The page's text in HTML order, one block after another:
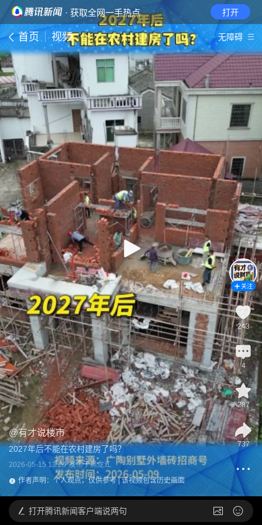
· 获取全网一手热点 打开
首页 视频 无障碍
@有才说楼市
2027年后不能在农村建房了吗？
2026-05-15 13:20 发布于黑龙江
作者声明：个人观点，仅供参考 | 该视频包含历史画面
关注
243
4
287
737
打开腾讯新闻客户端说两句